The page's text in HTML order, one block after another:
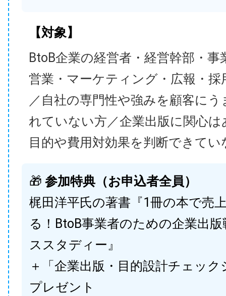
【対象】
BtoB企業の経営者・経営幹部・事
営業・マーケティング・広報・採
／自社の専門性や強みを顧客に
れていない方／企業出版に関心
目的や費用対効果を判断できてい
🎁 参加特典（お申込者全員）
梶田洋平氏の著書『1冊の本で売
る！BtoB事業者のための企業出
ススタディー』
＋「企業出版・目的設計チェック
プレゼント